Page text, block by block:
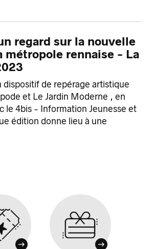
regard sur la nouvelle
métropole rennaise - La
dispositif de repérage artistique
et Le Jardin Moderne , en
le 4bis - Information Jeunesse et
édition donne lieu à une